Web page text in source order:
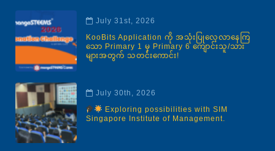
July 31st, 2026
KooBits Application ကို အသုံးပြုလေ့လာနေကြ
သော Primary 1 မှ Primary 6 ကျောင်းသူ/သား
များအတွက် သတင်းကောင်း!
July 30th, 2026
Exploring possibilities with SIM
Singapore Institute of Management.